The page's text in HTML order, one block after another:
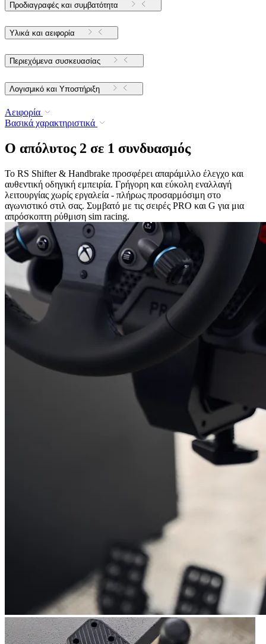
Προδιαγραφές και συμβατότητα
Υλικά και αειφορία
Περιεχόμενα συσκευασίας
Λογισμικό και Υποστήριξη
Αειφορία
Βασικά χαρακτηριστικά
Ο απόλυτος 2 σε 1 συνδυασμός
Το RS Shifter & Handbrake προσφέρει απαράμιλλο έλεγχο και
αυθεντική οδηγική εμπειρία. Γρήγορη και εύκολη εναλλαγή
λειτουργίας χωρίς εργαλεία - πλήρως προσαρμόσιμη στο
αγωνιστικό στιλ σας. Συμβατό με τις σειρές PRO και G για μια
απρόσκοπτη ρύθμιση sim racing.